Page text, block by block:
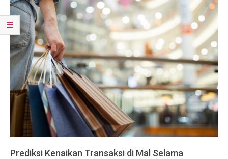
Prediksi Kenaikan Transaksi di Mal Selama